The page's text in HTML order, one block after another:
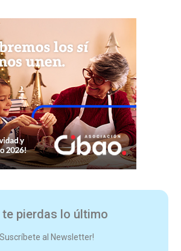
te pierdas lo último
al Newsletter!